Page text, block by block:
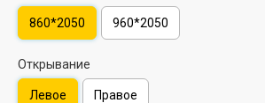
860*2050 960*2050
Открывание
Левое Правое